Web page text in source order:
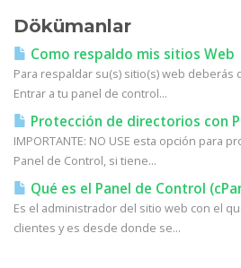
Dökümanlar
Como respaldo mis sitios Web
Para respaldar su(s) sitio(s) web deberás
Entrar a tu panel de control...
Protección de directorios con
IMPORTANTE: NO USE esta opción para
Panel de Control, si tiene...
Qué es el Panel de Control
Es el administrador del sitio web con el
clientes y es desde donde se...